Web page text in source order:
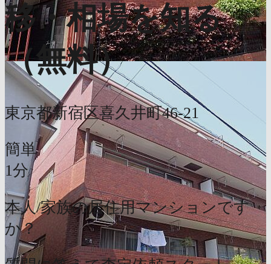
移・相場を知る
（無料）
東京都新宿区喜久井町46-21
簡単
1分
本人/家族の居住用マンションです
か？